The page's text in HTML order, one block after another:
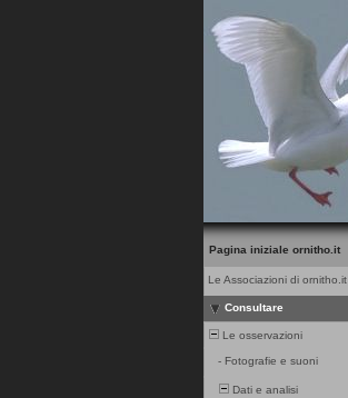
Pagina iniziale ornitho.it
Le Associazioni di ornitho.it
Consultare
Le osservazioni
- Fotografie e suoni
Dati e analisi